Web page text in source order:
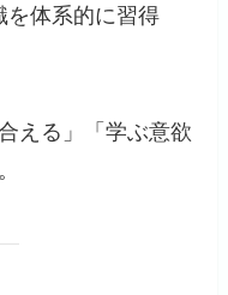
を体系的に習得
える」「学ぶ意欲